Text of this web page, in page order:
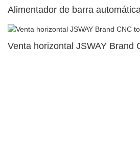
Alimentador de barra
Venta horizontal JSWAY Brand